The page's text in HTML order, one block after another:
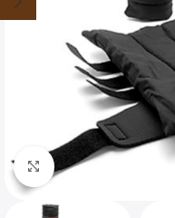
Clique para ampliar